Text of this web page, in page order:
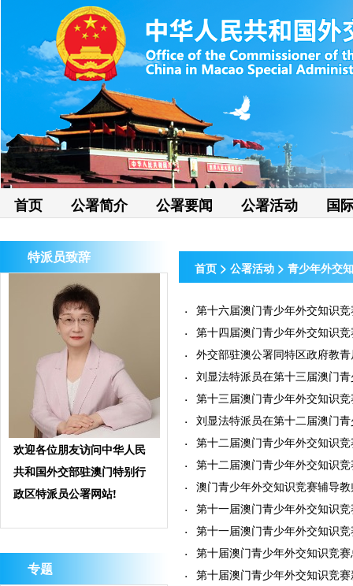
首页 公署简介 公署要闻 公署活动 国
特派员致辞
欢迎各位朋友访问中华人民
共和国外交部驻澳门特别行
政区特派员公署网站!
专题
首页 > 公署活动 > 青少年外交
第十六届澳门青少年外交知识
第十四届澳门青少年外交知识
外交部驻澳公署同特区政府教
刘显法特派员在第十三届澳门
第十三届澳门青少年外交知识
刘显法特派员在第十二届澳门
第十二届澳门青少年外交知识
第十二届澳门青少年外交知识
澳门青少年外交知识竞赛辅导
第十一届澳门青少年外交知识
第十一届澳门青少年外交知识
第十届澳门青少年外交知识竞
第十届澳门青少年外交知识竞